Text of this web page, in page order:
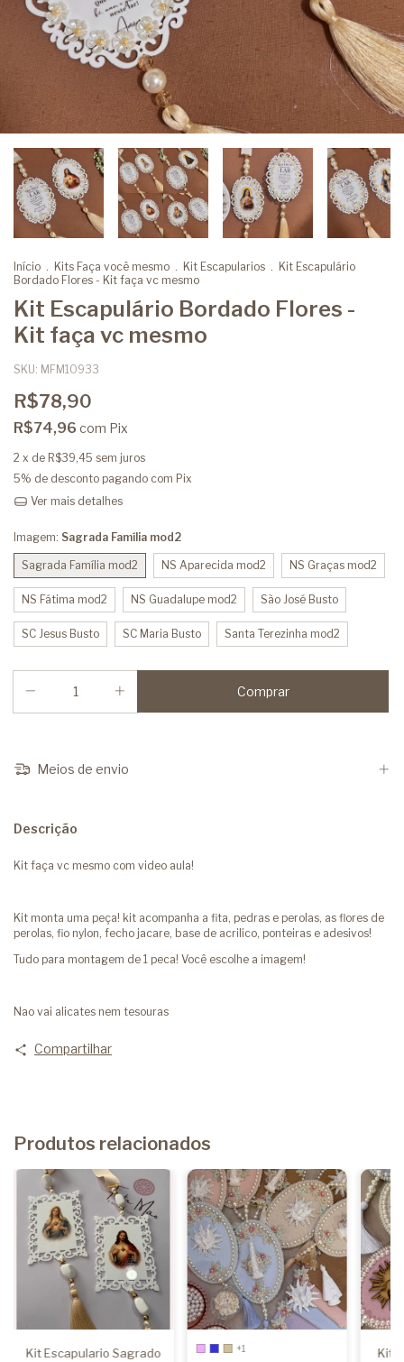
Início . Kits Faça você mesmo . Kit Escapularios . Kit Escapulário
Bordado Flores - Kit faça vc mesmo
Kit Escapulário Bordado Flores -
Kit faça vc mesmo
SKU: MFM10933
R$78,90
R$74,96 com Pix
2 x de R$39,45 sem juros
5% de desconto pagando com Pix
Ver mais detalhes
Imagem: Sagrada Família mod2
Sagrada Família mod2 NS Aparecida mod2 NS Graças mod2
NS Fátima mod2 NS Guadalupe mod2 São José Busto
SC Jesus Busto SC Maria Busto Santa Terezinha mod2
Meios de envio
Descrição
Kit faça vc mesmo com video aula!
Kit monta uma peça! kit acompanha a fita, pedras e perolas, as flores de
perolas, fio nylon, fecho jacare, base de acrilico, ponteiras e adesivos!
Tudo para montagem de 1 peca! Você escolhe a imagem!
Nao vai alicates nem tesouras
Compartilhar
Produtos relacionados
Kit Escapulario Sagrado
+1